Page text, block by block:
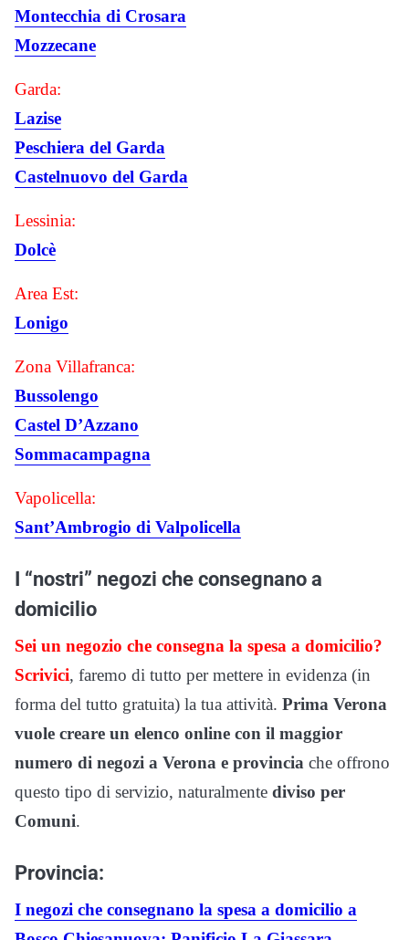
Montecchia di Crosara
Mozzecane
Garda:
Lazise
Peschiera del Garda
Castelnuovo del Garda
Lessinia:
Dolcè
Area Est:
Lonigo
Zona Villafranca:
Bussolengo
Castel D’Azzano
Sommacampagna
Vapolicella:
Sant’Ambrogio di Valpolicella
I “nostri” negozi che consegnano a
domicilio
Sei un negozio che consegna la spesa a domicilio?
Scrivici, faremo di tutto per mettere in evidenza (in
forma del tutto gratuita) la tua attività. Prima Verona
vuole creare un elenco online con il maggior
numero di negozi a Verona e provincia che offrono
questo tipo di servizio, naturalmente diviso per
Comuni.
Provincia:
I negozi che consegnano la spesa a domicilio a